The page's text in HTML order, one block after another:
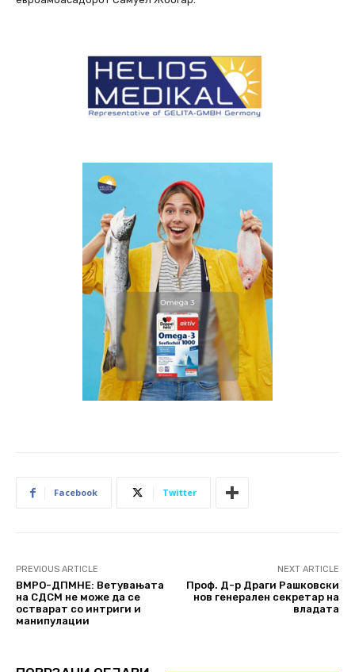
Facebook Twitter
PREVIOUS ARTICLE
ВМРО-ДПМНЕ: Ветувањата
на СДСМ не може да се
остварат со интриги и
манипулации
NEXT ARTICLE
Проф. Д-р Драги Рашковски
нов генерален секретар на
владата